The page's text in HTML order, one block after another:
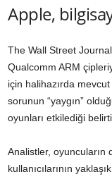
Apple,
The Wall Street
Qualcomm ARM
için halihazırda
sorunun “yaygın”
oyunları etkilediği
Analistler, oyuncuların
kullanıcılarının